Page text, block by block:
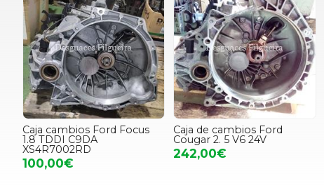
Caja cambios Ford Focus
1.8 TDDI C9DA
XS4R7002RD
100,00€
Caja de cambios Ford
Cougar 2. 5 V6 24V
242,00€